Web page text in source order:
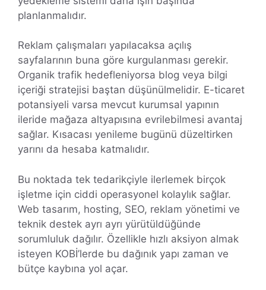
planlanmalıdır.
Reklam çalışmaları yapılacaksa açılış
sayfalarının buna göre kurgulanması gerekir.
Organik trafik hedefleniyorsa blog veya bilgi
içeriği stratejisi baştan düşünülmelidir. E-ticaret
potansiyeli varsa mevcut kurumsal yapının
ileride mağaza altyapısına evrilebilmesi avantaj
sağlar. Kısacası yenileme bugünü düzeltirken
yarını da hesaba katmalıdır.
Bu noktada tek tedarikçiyle ilerlemek birçok
işletme için ciddi operasyonel kolaylık sağlar.
Web tasarım, hosting, SEO, reklam yönetimi ve
teknik destek ayrı ayrı yürütüldüğünde
sorumluluk dağılır. Özellikle hızlı aksiyon almak
isteyen KOBİ’lerde bu dağınık yapı zaman ve
bütçe kaybına yol açar.